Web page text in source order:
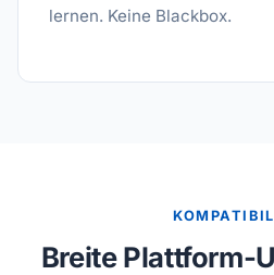
lernen. Keine Blackbox.
Breite Plattform-